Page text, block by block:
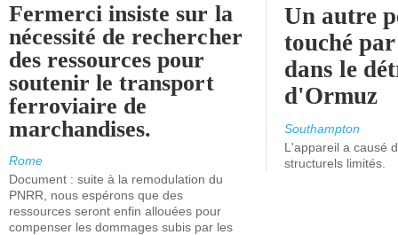
Fermerci insiste sur la
nécessité de rechercher
des ressources pour
soutenir le transport
ferroviaire de
marchandises.
Rome
Document : suite à la remodulation du
PNRR, nous espérons que des
ressources seront enfin allouées pour
compenser les dommages subis par les
Un autre
touché
dans le
d'Ormuz
Southampton
L'appareil a causé
structurels limités.